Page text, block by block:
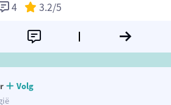
4 3.2/5
Volg